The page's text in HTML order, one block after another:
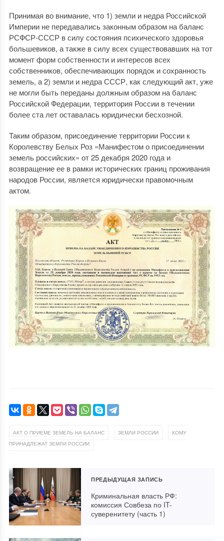
Принимая во внимание, что 1) земли и недра Российской
Империи не передавались законным образом на баланс
РСФСР-СССР в силу состояния психического здоровья
большевиков, а также в силу всех существовавших на тот
момент форм собственности и интересов всех
собственников, обеспечивающих порядок и сохранность
земель, а 2) земли и недра СССР, как следующий акт, уже
не могли быть переданы должным образом на баланс
Российской Федерации, территория России в течении
более ста лет оставалась юридически бесхозной.
Таким образом, присоединение территории России к
Королевству Белых Роз «Манифестом о присоединении
земель российских» от 25 декабря 2020 года и
возвращение ее в рамки исторических границ проживания
народов России, является юридически правомочным
актом.
АКТ О ПРИЕМЕ ЗЕМЕЛЬ НА БАЛАНС ЗЕМЛИ РОССИИ
КОМУ
ПРИНАДЛЕЖАТ ЗЕМЛИ РОССИИ
ПРЕДЫДУЩАЯ ЗАПИСЬ
Криминальная власть РФ:
комиссия Совбеза по IT-
суверенитету (часть 1)